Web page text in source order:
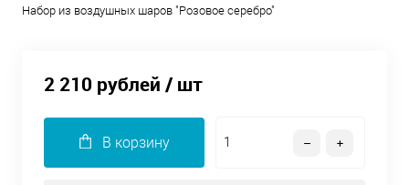
Набор из воздушных шаров "Розовое серебро"
2 210 рублей / шт
В корзину